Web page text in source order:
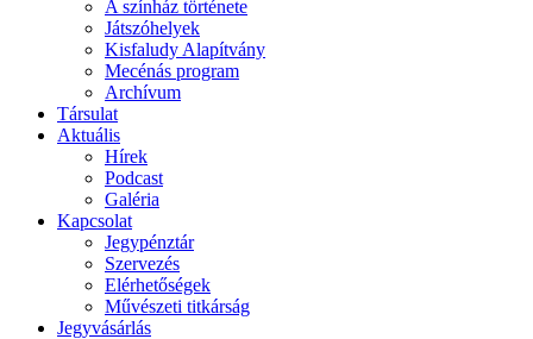
A színház története
Játszóhelyek
Kisfaludy Alapítvány
Mecénás program
Archívum
Társulat
Aktuális
Hírek
Podcast
Galéria
Kapcsolat
Jegypénztár
Szervezés
Elérhetőségek
Művészeti titkárság
Jegyvásárlás